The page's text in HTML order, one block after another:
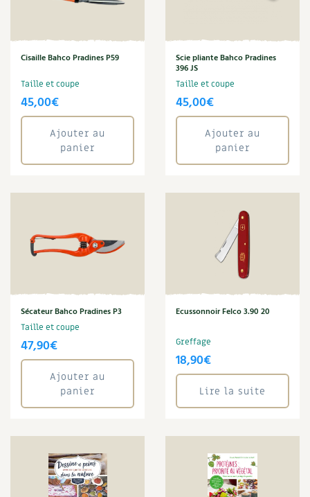
Cisaille Bahco Pradines P59
Taille et coupe
45,00€
Ajouter au
panier
Scie pliante Bahco Pradines
396 JS
Taille et coupe
45,00€
Ajouter au
panier
Sécateur Bahco Pradines P3
Taille et coupe
47,90€
Ajouter au
panier
Ecussonnoir Felco 3.90 20
Greffage
18,90€
Lire la suite